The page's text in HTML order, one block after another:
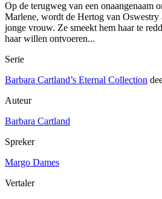
Op de terugweg van een onaangenaam
Marlene, wordt de Hertog van Oswestry
jonge vrouw. Ze smeekt hem haar te
haar willen ontvoeren...
Serie
Barbara Cartland’s Eternal Collection
Auteur
Barbara Cartland
Spreker
Margo Dames
Vertaler